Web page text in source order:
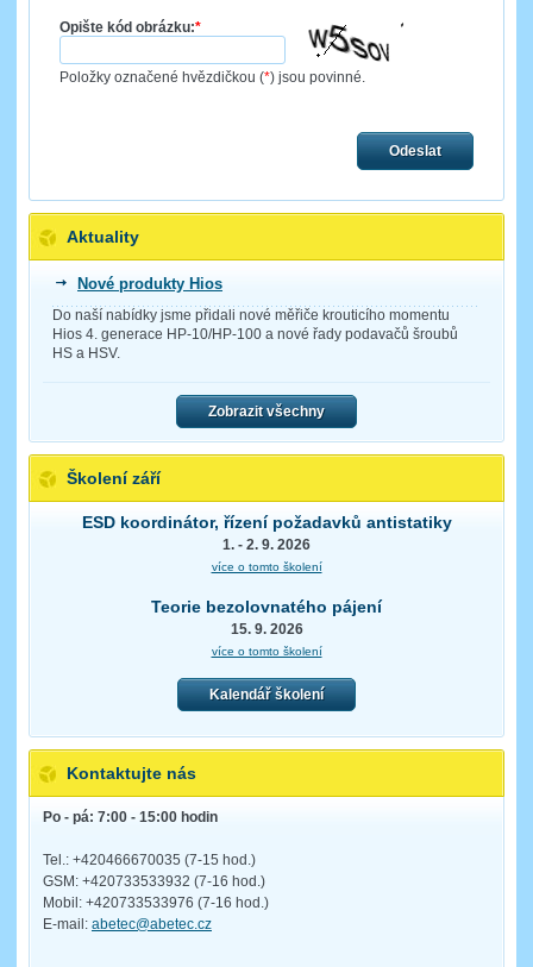
Opište kód obrázku:*
Položky označené hvězdičkou (*) jsou povinné.
Odeslat
Aktuality
Nové produkty Hios
Do naší nabídky jsme přidali nové měřiče krouticího momentu
Hios 4. generace HP-10/HP-100 a nové řady podavačů šroubů
HS a HSV.
Zobrazit všechny
Školení září
ESD koordinátor, řízení požadavků antistatiky
1. - 2. 9. 2026
více o tomto školení
Teorie bezolovnatého pájení
15. 9. 2026
více o tomto školení
Kalendář školení
Kontaktujte nás
Po - pá: 7:00 - 15:00 hodin
Tel.: +420466670035 (7-15 hod.)
GSM: +420733533932 (7-16 hod.)
Mobil: +420733533976 (7-16 hod.)
E-mail: abetec@abetec.cz